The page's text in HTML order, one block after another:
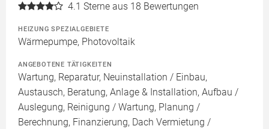
4.1 Sterne aus 18 Bewertungen
HEIZUNG SPEZIALGEBIETE
Wärmepumpe, Photovoltaik
ANGEBOTENE TÄTIGKEITEN
Wartung, Reparatur, Neuinstallation / Einbau,
Austausch, Beratung, Anlage & Installation, Aufbau /
Auslegung, Reinigung / Wartung, Planung /
Berechnung, Finanzierung, Dach Vermietung /